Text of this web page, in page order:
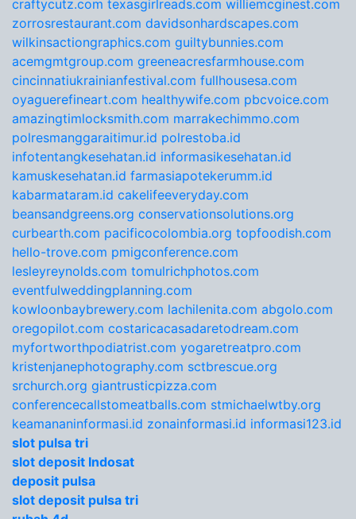
craftycutz.com texasgirlreads.com williemcginest.com
zorrosrestaurant.com davidsonhardscapes.com
wilkinsactiongraphics.com guiltybunnies.com
acemgmtgroup.com greeneacresfarmhouse.com
cincinnatiukrainianfestival.com fullhousesa.com
oyaguerefineart.com healthywife.com pbcvoice.com
amazingtimlocksmith.com marrakechimmo.com
polresmanggaraitimur.id polrestoba.id
infotentangkesehatan.id informasikesehatan.id
kamuskesehatan.id farmasiapotekerumm.id
kabarmataram.id cakelifeeveryday.com
beansandgreens.org conservationsolutions.org
curbearth.com pacificocolombia.org topfoodish.com
hello-trove.com pmigconference.com
lesleyreynolds.com tomulrichphotos.com
eventfulweddingplanning.com
kowloonbaybrewery.com lachilenita.com abgolo.com
oregopilot.com costaricacasadaretodream.com
myfortworthpodiatrist.com yogaretreatpro.com
kristenjanephotography.com sctbrescue.org
srchurch.org giantrusticpizza.com
conferencecallstomeatballs.com stmichaelwtby.org
keamananinformasi.id zonainformasi.id informasi123.id
slot pulsa tri
slot deposit Indosat
deposit pulsa
slot deposit pulsa tri